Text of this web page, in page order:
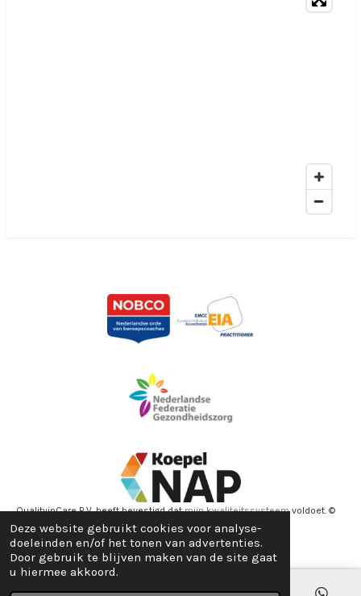
Deze website gebruikt cookies voor analyse-
doeleinden en/of het tonen van advertenties.
Door gebruik te blijven maken van de site gaat
u hiermee akkoord.
QualityinCare B.V. heeft bevestigd datmijn kwaliteitssysteemvoldoet. ©
2022 - 2026 Marielle van Sleen Coaching & Therapie
Powered byJouwWeb